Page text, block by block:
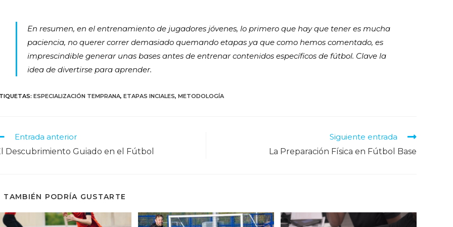
En resumen, en el entrenamiento de jugadores jóvenes, lo primero que hay que tener es mucha
paciencia, no querer correr demasiado quemando etapas ya que como hemos comentado, es
imprescindible generar unas bases antes de entrenar contenidos específicos de fútbol. Clave la
idea de divertirse para aprender.
: ESPECIALIZACIÓN TEMPRANA, ETAPAS INCIALES, METODOLOGÍA
Entrada anterior
Descubrimiento Guiado en el Fútbol
Siguiente entrada
La Preparación Física en Fútbol Base
TAMBIÉN PODRÍA GUSTARTE